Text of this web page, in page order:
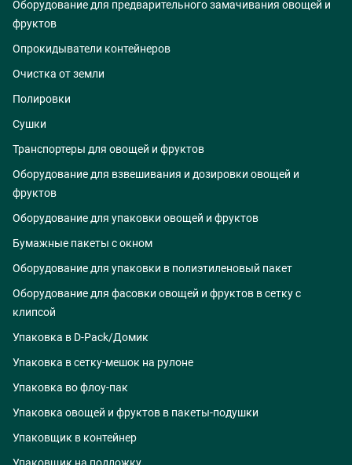
Оборудование для предварительного замачивания овощей и
фруктов
Опрокидыватели контейнеров
Очистка от земли
Полировки
Сушки
Транспортеры для овощей и фруктов
Оборудование для взвешивания и дозировки овощей и
фруктов
Оборудование для упаковки овощей и фруктов
Бумажные пакеты с окном
Оборудование для упаковки в полиэтиленовый пакет
Оборудование для фасовки овощей и фруктов в сетку с
клипсой
Упаковка в D-Pack/Домик
Упаковка в сетку-мешок на рулоне
Упаковка во флоу-пак
Упаковка овощей и фруктов в пакеты-подушки
Упаковщик в контейнер